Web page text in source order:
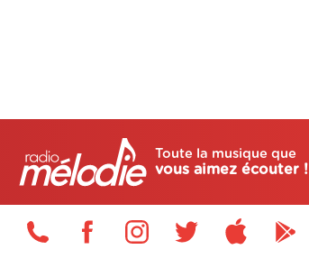
Toute la musique que
vous aimez écouter !